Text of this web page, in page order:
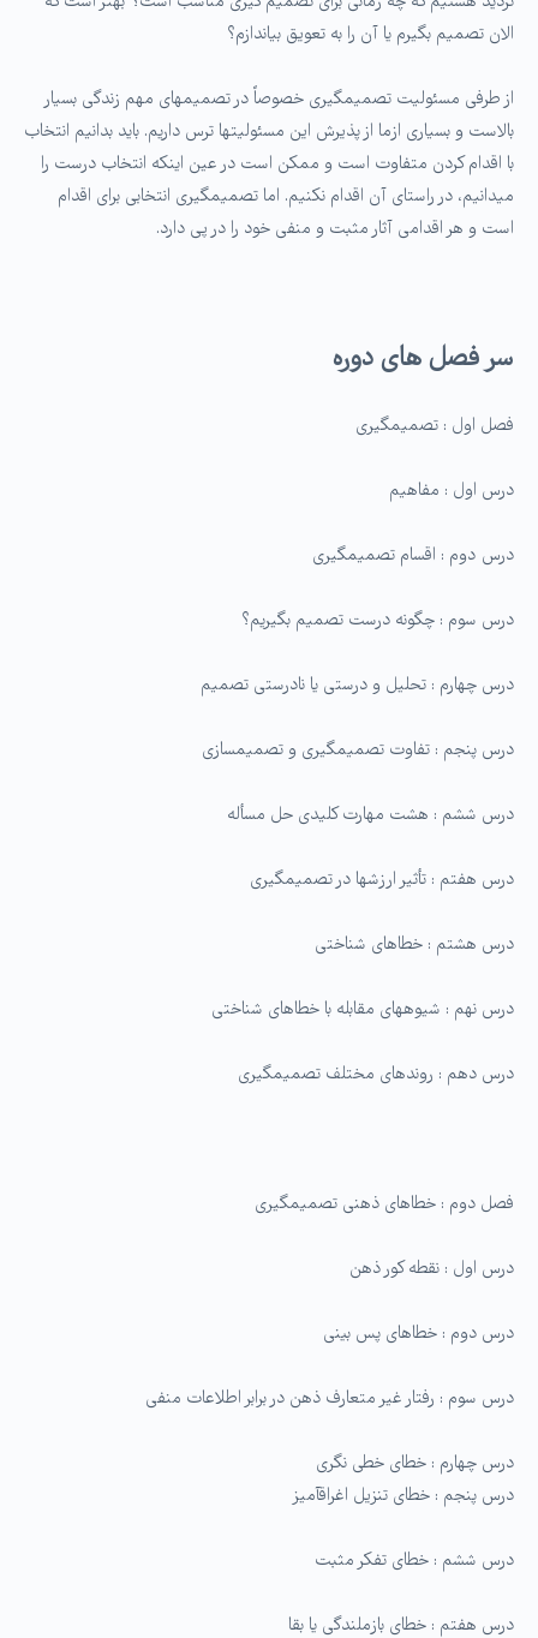
الان تصمیم بگیرم یا آن را به تعویق بیاندازم؟
از طرفی مسئولیت تصمیم­گیری خصوصاً در تصمیم­های مهم زندگی بسیار
بالاست و بسیاری ازما از پذیرش این مسئولیت­ها ترس داریم. باید بدانیم انتخاب
با اقدام کردن متفاوت است و ممکن است در عین اینکه انتخاب درست را
می­دانیم، در راستای آن اقدام نکنیم. اما تصمیم­گیری انتخابی برای اقدام
است و هر اقدامی آثار مثبت و منفی خود را در پی دارد.
سر فصل­ های دوره
فصل اول : تصمیم­گیری
درس اول : مفاهیم
درس دوم : اقسام تصمیم­گیری
درس سوم : چگونه درست تصمیم بگیریم؟
درس چهارم : تحلیل و درستی یا نادرستی تصمیم
درس پنجم : تفاوت تصمیم­گیری و تصمیم­سازی
درس ششم : هشت مهارت کلیدی حل مسأله
درس هفتم : تأثیر ارزشها در تصمیم­گیری
درس هشتم : خطاهای شناختی
درس نهم : شیوه­های مقابله با خطاهای شناختی
درس دهم : روند­های مختلف تصمیم­گیری
فصل دوم : خطاهای ذهنی تصمیم­گیری
درس اول : نقطه کور ذهن
درس دوم : خطاهای پس بینی
درس سوم : رفتار غیر متعارف ذهن در برابر اطلاعات منفی
درس چهارم : خطای خطی­ نگری
درس پنجم : خطای تنزیل اغراق­آمیز
درس ششم : خطای تفکر مثبت
درس هفتم : خطای بازملندگی یا بقا